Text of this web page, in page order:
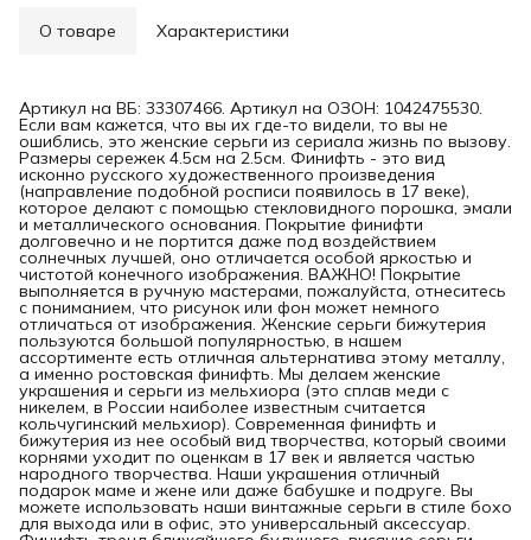
О товаре Характеристики
Артикул на ВБ: 33307466. Артикул на ОЗОН: 1042475530.
Если вам кажется, что вы их где-то видели, то вы не
ошиблись, это женские серьги из сериала жизнь по вызову.
Размеры сережек 4.5см на 2.5см. Финифть - это вид
исконно русского художественного произведения
(направление подобной росписи появилось в 17 веке),
которое делают с помощью стекловидного порошка, эмали
и металлического основания. Покрытие финифти
долговечно и не портится даже под воздействием
солнечных лучшей, оно отличается особой яркостью и
чистотой конечного изображения. ВАЖНО! Покрытие
выполняется в ручную мастерами, пожалуйста, отнеситесь
с пониманием, что рисунок или фон может немного
отличаться от изображения. Женские серьги бижутерия
пользуются большой популярностью, в нашем
ассортименте есть отличная альтернатива этому металлу,
а именно ростовская финифть. Мы делаем женские
украшения и серьги из мельхиора (это сплав меди с
никелем, в России наиболее известным считается
кольчугинский мельхиор). Современная финифть и
бижутерия из нее особый вид творчества, который своими
корнями уходит по оценкам в 17 век и является частью
народного творчества. Наши украшения отличный
подарок маме и жене или даже бабушке и подруге. Вы
можете использовать наши винтажные серьги в стиле бохо
для выхода или в офис, это универсальный аксессуар.